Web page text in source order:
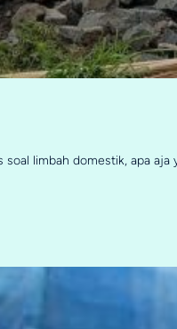
soal limbah domestik, apa aja